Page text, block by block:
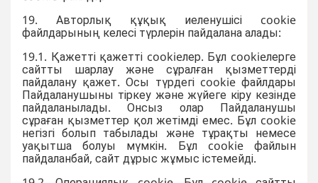
19. Авторлық құқық иеленушісі cookie
файлдарының келесі түрлерін пайдалана алады:
19.1. Қажетті қажетті cookieлер. Бұл cookieлерге
сайтты шарлау және сұралған қызметтерді
пайдалану қажет. Осы түрдегі cookie файлдары
Пайдаланушыны тіркеу және жүйеге кіру кезінде
пайдаланылады. Онсыз олар Пайдаланушы
сұраған қызметтер қол жетімді емес. Бұл cookie
негізгі болып табылады және тұрақты немесе
уақытша болуы мүмкін. Бұл cookie файлын
пайдаланбай, сайт дұрыс жұмыс істемейді.